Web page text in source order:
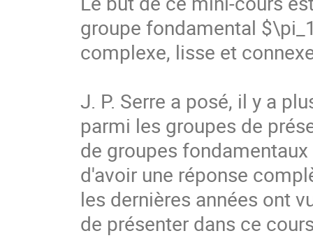
groupe fondamental
complexe, lisse et
J. P. Serre a posé, il y a
parmi les groupes de
de groupes
d'avoir une réponse
les dernières années ont
de présenter dans ce